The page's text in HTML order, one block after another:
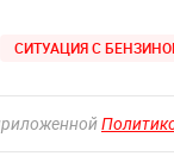
СИТУАЦИЯ С